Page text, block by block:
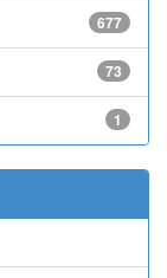
677
73
1